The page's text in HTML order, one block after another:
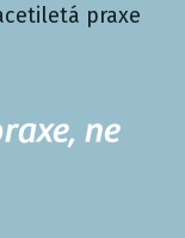
praxe
ne